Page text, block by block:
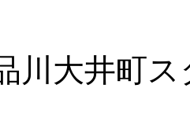
川大井町ス